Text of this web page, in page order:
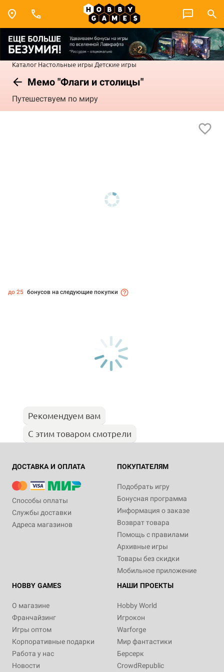
Каталог Настольные игры Детские игры
Мемо "Флаги и столицы"
Путешествуем по миру
до 25 бонусов на следующие покупки
Рекомендуем вам
С этим товаром смотрели
ДОСТАВКА И ОПЛАТА
Способы оплаты
Службы доставки
Адреса магазинов
ПОКУПАТЕЛЯМ
Подобрать игру
Бонусная программа
Информация о заказе
Возврат товара
Помощь с правилами
Архивные игры
Товары без скидки
Мобильное приложение
HOBBY GAMES
О магазине
Франчайзинг
Игры оптом
Корпоративные подарки
Работа у нас
Новости
НАШИ ПРОЕКТЫ
Hobby World
Игрокон
Warforge
Мир фантастики
Берсерк
CrowdRepublic